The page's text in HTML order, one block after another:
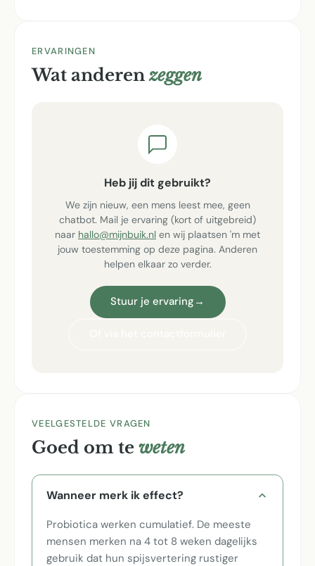
ERVARINGEN
Wat anderenzeggen
Heb jij dit gebruikt?
We zijn nieuw, een mens leest mee, geen
chatbot. Mail je ervaring (kort of uitgebreid)
naar hallo@mijnbuik.nl en wij plaatsen 'm met
jouw toestemming op deze pagina. Anderen
helpen elkaar zo verder.
Stuur je ervaring →
VEELGESTELDE VRAGEN
Goed om te weten
Wanneer merk ik effect?
Probiotica werken cumulatief. De meeste
mensen merken na 4 tot 8 weken dagelijks
gebruik dat hun spijsvertering rustiger